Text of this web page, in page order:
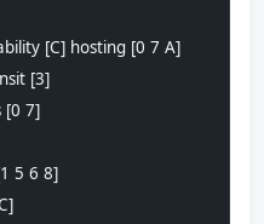
[C] hosting [0 7 A]
[3]
[0 7]
5 6 8]